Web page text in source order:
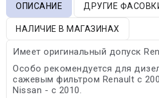
ОПИСАНИЕ ДРУГИЕ
НАЛИЧИЕ В МАГАЗИНАХ
Имеет оригинальный допуск
Особо рекомендуется для
сажевым фильтром Renault с
Nissan - с 2010.